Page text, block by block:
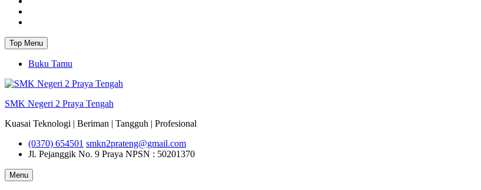
Top Menu
Buku Tamu
SMK Negeri 2 Praya Tengah
Kuasai Teknologi | Beriman | Tangguh | Profesional
(0370) 654501 smkn2prateng@gmail.com
Jl. Pejanggik No. 9 Praya NPSN : 50201370
Menu